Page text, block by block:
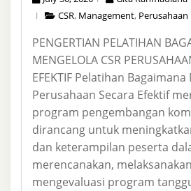
CSR, Management, Perusahaan
PENGERTIAN PELATIHAN
MENGELOLA CSR
EFEKTIF Pelatihan Bagaimana
Perusahaan Secara Efektif
program pengembangan
dirancang untuk
dan keterampilan peserta
merencanakan,
mengevaluasi program